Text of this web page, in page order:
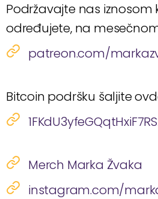
Podržavajte nas iznosom
određujete, na
patreon.com/
Bitcoin podršku šaljite
Merch Marka Žvaka
instagram.com/